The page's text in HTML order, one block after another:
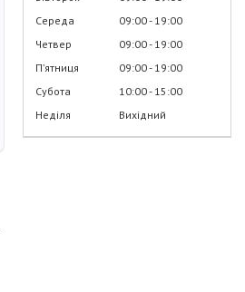
Середа
09:00 19:00
Четвер
09:00 19:00
Пʼятниця
09:00 19:00
Субота
10:00 15:00
Неділя
Вихідний